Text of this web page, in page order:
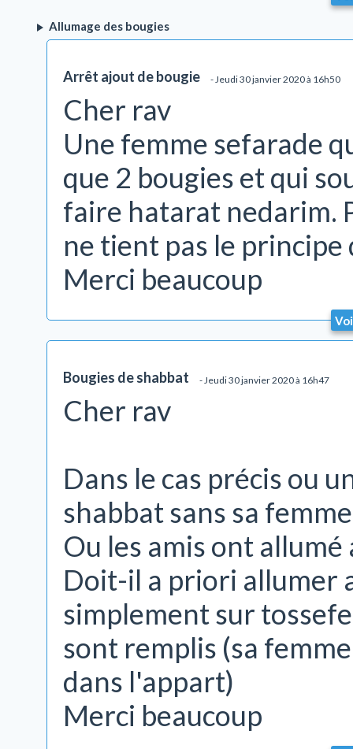
Allumage des bougies
Arrêt ajout de bougie - Jeudi 30 janvier 2020 à 16h50
Cher rav
Une femme sefarade
que 2 bougies et qui
faire hatarat nedarim.
ne tient pas le principe
Merci beaucoup
Bougies de shabbat - Jeudi 30 janvier 2020 à 16h47
Cher rav
Dans le cas précis ou
shabbat sans sa
Ou les amis ont allumé
Doit-il a priori allumer
simplement sur
sont remplis (sa
dans l'appart)
Merci beaucoup